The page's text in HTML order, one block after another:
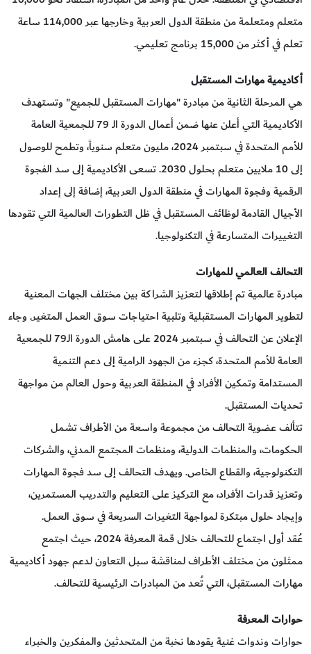
متعلم ومتعلمة من منطقة الدول العربية وخارجها عبر 114,000 ساعة
تعلم في أكثر من 15,000 برنامج تعليمي.
أكاديمية مهارات المستقبل
هي المرحلة الثانية من مبادرة "مهارات المستقبل للجميع" وتستهدف
الأكاديمية التي أعلن عنها ضمن أعمال الدورة الـ 79 للجمعية العامة
للأمم المتحدة في سبتمبر 2024، مليون متعلم سنوياً، وتطمح للوصول
إلى 10 ملايين متعلم بحلول 2030. تسعى الأكاديمية إلى سد الفجوة
الرقمية وفجوة المهارات في منطقة الدول العربية، إضافة إلى إعداد
الأجيال القادمة لوظائف المستقبل في ظل التطورات العالمية التي تقودها
التغييرات المتسارعة في التكنولوجيا.
التحالف العالمي للمهارات
مبادرة عالمية تم إطلاقها لتعزيز الشراكة بين مختلف الجهات المعنية
لتطوير المهارات المستقبلية وتلبية احتياجات سوق العمل المتغير. وجاء
الإعلان عن التحالف في سبتمبر 2024 على هامش الدورة الـ79 للجمعية
العامة للأمم المتحدة، كجزء من الجهود الرامية إلى دعم التنمية
المستدامة وتمكين الأفراد في المنطقة العربية وحول العالم من مواجهة
تحديات المستقبل.
تتألف عضوية التحالف من مجموعة واسعة من الأطراف تشمل
الحكومات، والمنظمات الدولية، ومنظمات المجتمع المدني، والشركات
التكنولوجية، والقطاع الخاص. ويهدف التحالف إلى سد فجوة المهارات
وتعزيز قدرات الأفراد، مع التركيز على التعليم والتدريب المستمرين،
وإيجاد حلول مبتكرة لمواجهة التغيرات السريعة في سوق العمل.
عُقد أول اجتماع للتحالف خلال قمة المعرفة 2024، حيث اجتمع
ممثلون من مختلف الأطراف لمناقشة سبل التعاون لدعم جهود أكاديمية
مهارات المستقبل، التي تُعد من المبادرات الرئيسية للتحالف.
حوارات المعرفة
حوارات وندوات غنية يقودها نخبة من المتحدثين والمفكرين والخبراء